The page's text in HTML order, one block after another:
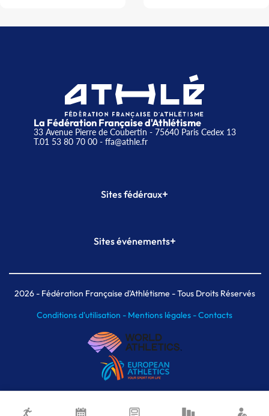
La Fédération Française d'Athlétisme
33 Avenue Pierre de Coubertin - 75640 Paris Cedex 13
T.01 53 80 70 00- ffa@athle.fr
Sites fédéraux+
Plateforme Formation
Sites événements+
Meeting de Paris indoor
MAIF Ekiden de Paris
2026- Fédération Française d'Athlétisme - Tous Droits Réservés
Conditions d'utilisation - Mentions légales -Contacts